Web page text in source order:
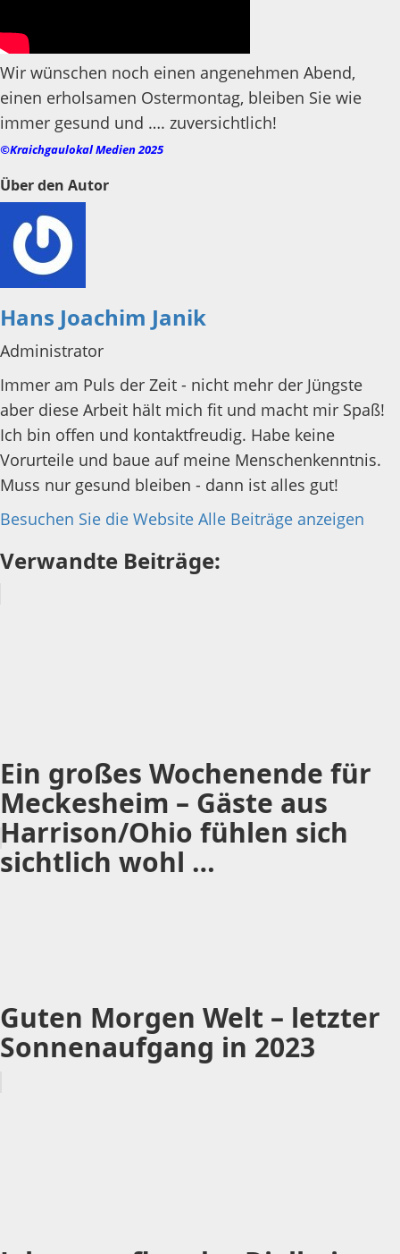
Wir wünschen noch einen angenehmen Abend,
einen erholsamen Ostermontag, bleiben Sie wie
immer gesund und …. zuversichtlich!
©Kraichgaulokal Medien 2025
Über den Autor
Hans Joachim Janik
Administrator
Immer am Puls der Zeit - nicht mehr der Jüngste
aber diese Arbeit hält mich fit und macht mir Spaß!
Ich bin offen und kontaktfreudig. Habe keine
Vorurteile und baue auf meine Menschenkenntnis.
Muss nur gesund bleiben - dann ist alles gut!
Besuchen Sie die Website Alle Beiträge anzeigen
Verwandte Beiträge:
Ein großes Wochenende für
Meckesheim – Gäste aus
Harrison/Ohio fühlen sich
sichtlich wohl …
Guten Morgen Welt – letzter
Sonnenaufgang in 2023